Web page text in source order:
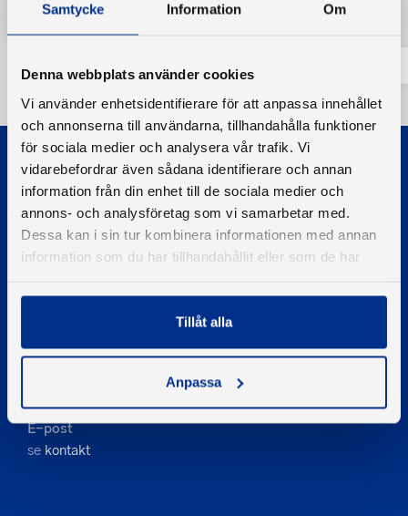
Samtycke Information Om
Denna webbplats använder cookies
Vi använder enhetsidentifierare för att anpassa innehållet
och annonserna till användarna, tillhandahålla funktioner
för sociala medier och analysera vår trafik. Vi
vidarebefordrar även sådana identifierare och annan
information från din enhet till de sociala medier och
annons- och analysföretag som vi samarbetar med.
Dessa kan i sin tur kombinera informationen med annan
information som du har tillhandahållit eller som de har
Tillåt alla
Anpassa
© 2026 - Svenska Båtunionen
Kontakta oss
08-545 859 60
E-post
se kontakt